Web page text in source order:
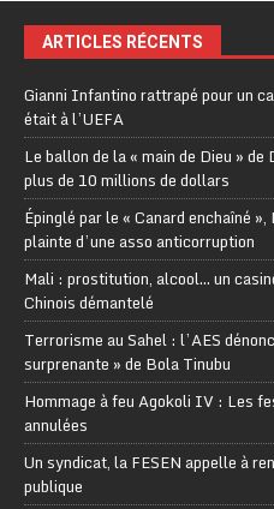
ARTICLES RÉCENTS
Gianni Infantino rattrapé pour un
était à l’UEFA
Le ballon de la « main de Dieu »
plus de 10 millions de dollars
Épinglé par le « Canard enchaîné
plainte d’une asso anticorruption
Mali : prostitution, alcool… un
Chinois démantelé
Terrorisme au Sahel : l’AES
surprenante » de Bola Tinubu
Hommage à feu Agokoli IV : Les
annulées
Un syndicat, la FESEN appelle à
publique